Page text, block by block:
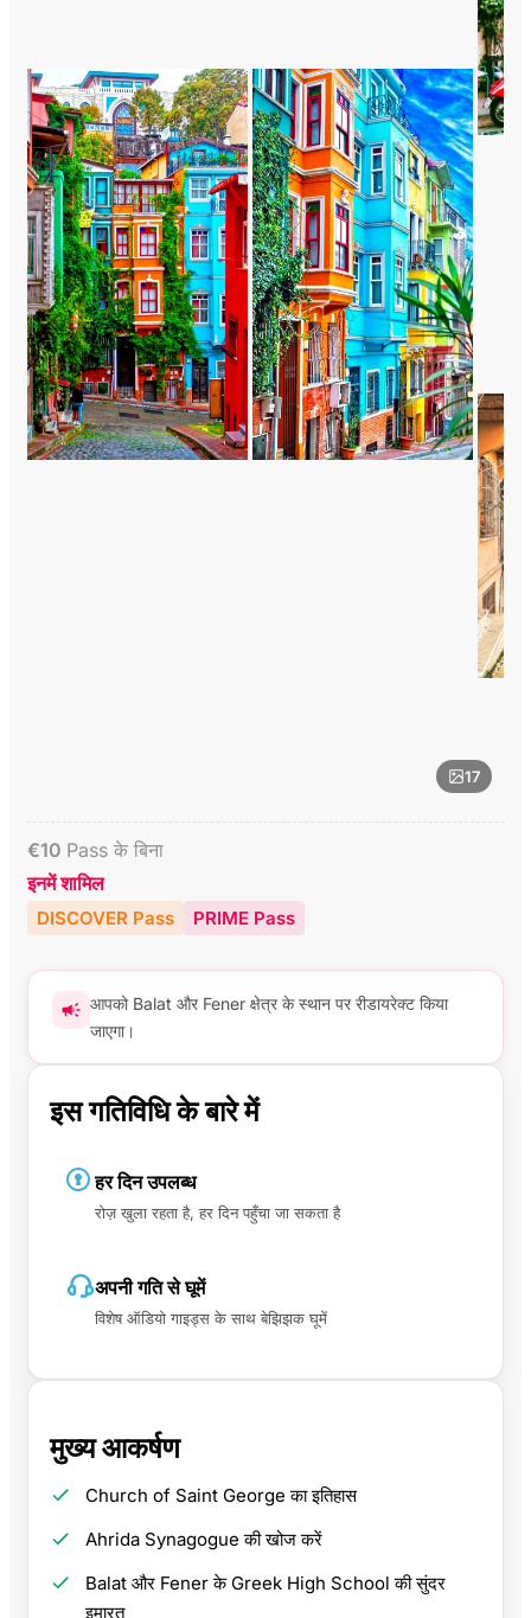
17
€10 Pass के बिना
इनमें शामिल
DISCOVER Pass PRIME Pass
आपको Balat और Fener क्षेत्र के स्थान पर रीडायरेक्ट किया
जाएगा।
इस गतिविधि के बारे में
हर दिन उपलब्ध
रोज़ खुला रहता है, हर दिन पहुँचा जा सकता है
अपनी गति से घूमें
विशेष ऑडियो गाइड्स के साथ बेझिझक घूमें
मुख्य आकर्षण
Church of Saint George का इतिहास
Ahrida Synagogue की खोज करें
Balat और Fener के Greek High School की सुंदर
इमारत